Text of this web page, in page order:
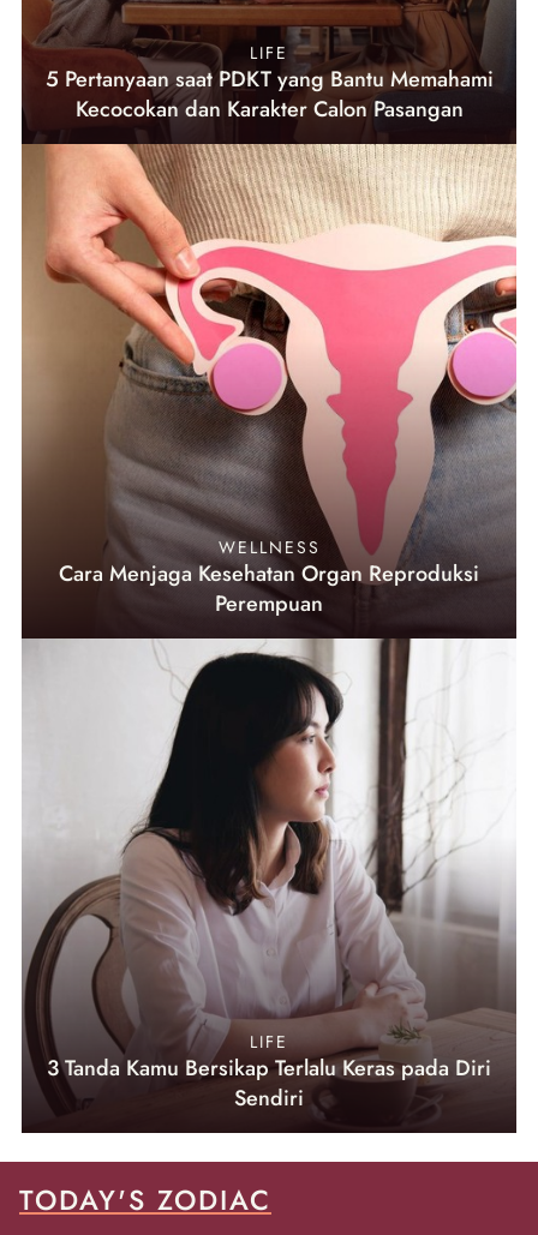
LIFE
5 Pertanyaan saat PDKT yang Bantu Memahami
Kecocokan dan Karakter Calon Pasangan
WELLNESS
Cara Menjaga Kesehatan Organ Reproduksi
Perempuan
LIFE
3 Tanda Kamu Bersikap Terlalu Keras pada Diri
Sendiri
TODAY'S ZODIAC